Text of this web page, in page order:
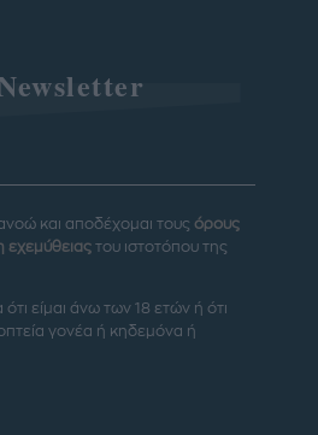
και αποδέχομαι τους όρους
εχεμύθειας του ιστοτόπου της
είμαι άνω των 18 ετών ή ότι
γονέα ή κηδεμόνα ή